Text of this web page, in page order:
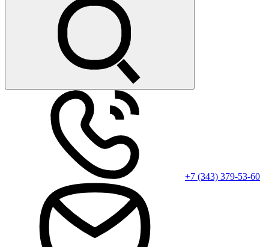
+7 (343) 379-53-60